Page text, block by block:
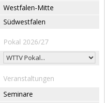
Westfalen-Mitte
Südwestfalen
Pokal 2026/27
Veranstaltungen
Seminare